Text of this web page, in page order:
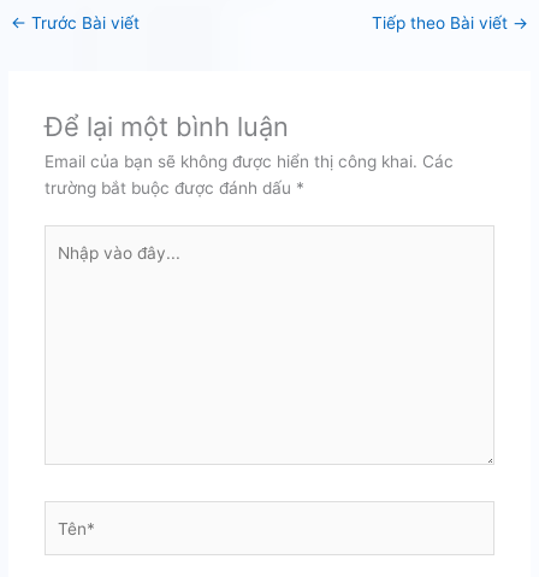
← Trước Bài viết Tiếp theo Bài viết →
Để lại một bình luận
Email của bạn sẽ không được hiển thị công khai. Các
trường bắt buộc được đánh dấu *
vào